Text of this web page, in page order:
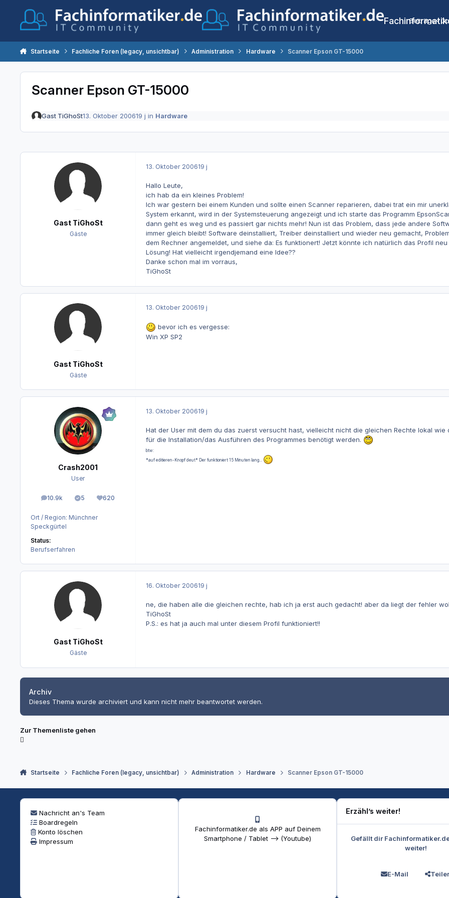
Beiträge
Startseite Fachliche Foren (legacy, unsichtbar) Administration Hardware Scanner Epson GT-15000
Scanner Epson GT-15000
Gast TiGhoSt13. Oktober 200619 j in Hardware
Gast TiGhoSt
Gäste
13. Oktober 200619 j
Hallo Leute,
ich hab da ein kleines Problem!
Ich war gestern bei einem Kunden und sollte einen Scanner reparieren, dabei trat ein mir
System erkannt, wird in der Systemsteuerung angezeigt und ich starte das Programm
dann geht es weg und es passiert gar nichts mehr! Nun ist das Problem, dass jede andere
immer gleich bleibt! Software deinstalliert, Treiber deinstalliert und wieder neu gemacht,
dem Rechner angemeldet, und siehe da: Es funktionert! Jetzt könnte ich natürlich das Profil
Lösung! Hat vielleicht irgendjemand eine Idee??
Danke schon mal im vorraus,
TiGhoSt
Gast TiGhoSt
Gäste
13. Oktober 200619 j
bevor ich es vergesse:
Win XP SP2
Crash2001
User
10.9k
Beiträge 5
Lösungen620
Reputation
Ort / Region: Münchner
Speckgürtel
Status:
Berufserfahren
13. Oktober 200619 j
Hat der User mit dem du das zuerst versucht hast, vielleicht nicht die gleichen Rechte lokal
für die Installation/das Ausführen des Programmes benötigt werden.
btw:
*auf editieren-Knopf deut* Der funktioniert 15 Minuten lang...
Gast TiGhoSt
Gäste
16. Oktober 200619 j
ne, die haben alle die gleichen rechte, hab ich ja erst auch gedacht! aber da liegt der fehler
TiGhoSt
P.S.: es hat ja auch mal unter diesem Profil funktioniert!!
Archiv
Dieses Thema wurde archiviert und kann nicht mehr beantwortet werden.
Zur Themenliste gehen
Startseite Fachliche Foren (legacy, unsichtbar) Administration Hardware Scanner Epson GT-15000
Nachricht an's Team
Boardregeln
Konto löschen
Impressum
Fachinformatiker.de als APP auf Deinem
Smartphone / Tablet --> (Youtube)
Erzähl’s weiter!
Gefällt dir
weiter!
E-Mail